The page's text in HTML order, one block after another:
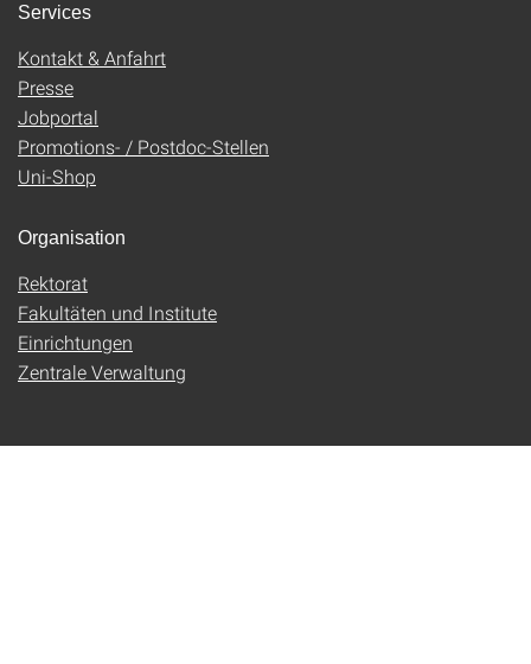
Services
Kontakt & Anfahrt
Presse
Jobportal
Promotions- / Postdoc-Stellen
Uni-Shop
Organisation
Rektorat
Fakultäten und Institute
Einrichtungen
Zentrale Verwaltung